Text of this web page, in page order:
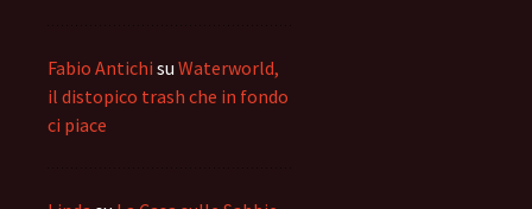
Fabio Antichi su Waterworld,
il distopico trash che in fondo
ci piace